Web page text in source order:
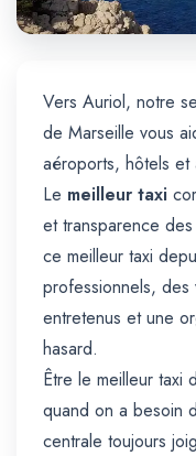
Vers Auriol, notre
de Marseille vous
aéroports, hôtels et
Le meilleur taxi
et transparence
ce meilleur taxi
professionnels, des
entretenus et une
hasard.
Être le meilleur taxi
quand on a besoin
centrale toujours